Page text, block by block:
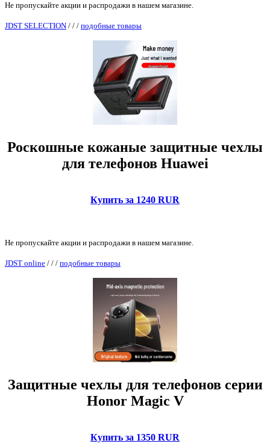
Не пропускайте акции и распродажи в нашем магазине.
JDST SELECTION / / / подобные товары
Роскошные кожаные защитные чехлы
для телефонов Huawei
Купить за 1240 RUR
Не пропускайте акции и распродажи в нашем магазине.
JDST online / / / подобные товары
Защитные чехлы для телефонов серии
Honor Magic V
Купить за 1350 RUR